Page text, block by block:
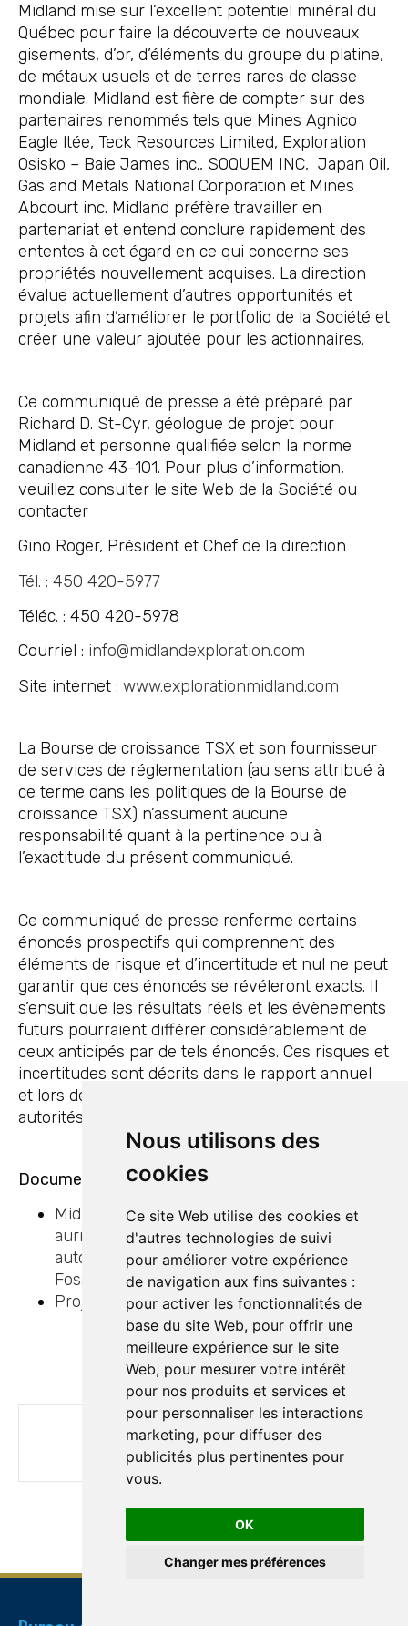
Nous utilisons des
cookies
Ce site Web utilise des cookies et
d'autres technologies de suivi
pour améliorer votre expérience
de navigation aux fins suivantes :
pour activer les fonctionnalités de
base du site Web, pour offrir une
meilleure expérience sur le site
Web, pour mesurer votre intérêt
pour nos produits et services et
pour personnaliser les interactions
marketing, pour diffuser des
publicités plus pertinentes pour
vous.
OK
Changer mes préférences
Midland mise sur l’excellent potentiel minéral du
Québec pour faire la découverte de nouveaux
gisements, d’or, d’éléments du groupe du platine,
de métaux usuels et de terres rares de classe
mondiale. Midland est fière de compter sur des
partenaires renommés tels que Mines Agnico
Eagle ltée, Teck Resources Limited, Exploration
Osisko – Baie James inc., SOQUEM INC, Japan Oil,
Gas and Metals National Corporation et Mines
Abcourt inc. Midland préfère travailler en
partenariat et entend conclure rapidement des
ententes à cet égard en ce qui concerne ses
propriétés nouvellement acquises. La direction
évalue actuellement d’autres opportunités et
projets afin d’améliorer le portfolio de la Société et
créer une valeur ajoutée pour les actionnaires.
Ce communiqué de presse a été préparé par
Richard D. St-Cyr, géologue de projet pour
Midland et personne qualifiée selon la norme
canadienne 43-101. Pour plus d’information,
veuillez consulter le site Web de la Société ou
contacter
Gino Roger, Président et Chef de la direction
Tél. : 450 420-5977
Téléc. : 450 420-5978
Courriel : info@midlandexploration.com
Site internet : www.explorationmidland.com
La Bourse de croissance TSX et son fournisseur
de services de réglementation (au sens attribué à
ce terme dans les politiques de la Bourse de
croissance TSX) n’assument aucune
responsabilité quant à la pertinence ou à
l’exactitude du présent communiqué.
Ce communiqué de presse renferme certains
énoncés prospectifs qui comprennent des
éléments de risque et d’incertitude et nul ne peut
garantir que ces énoncés se révéleront exacts. Il
s’ensuit que les résultats réels et les évènements
futurs pourraient différer considérablement de
ceux anticipés par de tels énoncés. Ces risques et
incertitudes sont décrits dans le rapport annuel
et lors de dépôts par Midland auprès des
autorités réglementaires.
Documents
Midland recoupe plusieurs nouvelles zones
aurifères sur Willbob et acquiert 945 claims
autour du projet Kan d’Osisko-Barrick dans la
Fosse du Labrador
Projet
Midland débute un important programme d’exploration comprenant des travaux géophysiques et du forage sur La Peltrie au sud-est de la zone aurifère 58N de Detour Gold